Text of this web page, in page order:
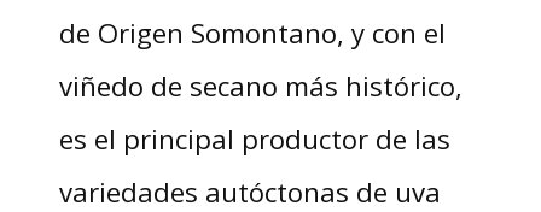
de Origen Somontano, y con el
viñedo de secano más histórico,
es el principal productor de las
variedades autóctonas de uva